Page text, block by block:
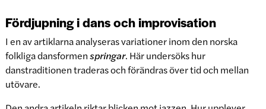
Fördjupning i dans och improvisation
I en av artiklarna analyseras variationer inom den norska
folkliga dansformenspringar. Här undersöks hur
danstraditionen traderas och förändras över tid och mellan
utövare.